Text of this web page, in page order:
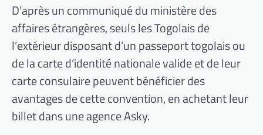
D’après un communiqué du ministère des
affaires étrangères, seuls les Togolais de
l’extérieur disposant d’un passeport togolais ou
de la carte d’identité nationale valide et de leur
carte consulaire peuvent bénéficier des
avantages de cette convention, en achetant leur
billet dans une agence Asky.